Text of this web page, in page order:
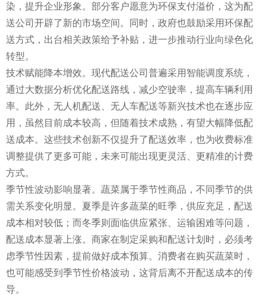
染，提升企业形象。部分客户愿意为环保支付溢价，这为配
送公司开辟了新的市场空间。同时，政府也鼓励采用环保配
送方式，出台相关政策给予补贴，进一步推动行业向绿色化
转型。
技术赋能降本增效。现代配送公司普遍采用智能调度系统，
通过大数据分析优化配送路线，减少空驶率，提高车辆利用
率。此外，无人机配送、无人车配送等新兴技术也在逐步应
用，虽然目前成本较高，但随着技术成熟，有望大幅降低配
送成本。这些技术创新不仅提升了配送效率，也为收费标准
调整提供了更多可能，未来可能出现更灵活、更精准的计费
方式。
季节性波动影响显著。蔬菜属于季节性商品，不同季节的供
需关系变化明显。夏季是许多蔬菜的旺季，供应充足，配送
成本相对较低；而冬季则面临供应紧张、运输困难等问题，
配送成本显著上涨。商家在制定采购和配送计划时，必须考
虑季节性因素，提前做好成本预算。消费者在购买蔬菜时，
也可能感受到季节性价格波动，这背后离不开配送成本的传
导。